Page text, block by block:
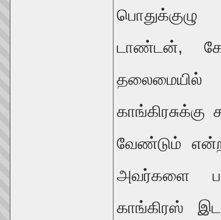
டாண்டன்,
தலைமையில்
வேண்டும் என்ற
அவர்களை
காங்கிரஸ்